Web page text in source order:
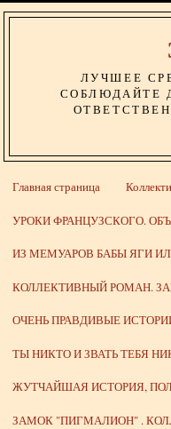
ЛУЧШЕЕ
СОБЛЮДАЙТЕ
Главная страница
УРОКИ ФРАНЦУЗСКОГО.
ИЗ МЕМУАРОВ БАБЫ ЯГИ
КОЛЛЕКТИВНЫЙ РОМАН.
ОЧЕНЬ ПРАВДИВЫЕ
ТЫ НИКТО И ЗВАТЬ ТЕБЯ
ЖУТЧАЙШАЯ ИСТОРИЯ,
ЗАМОК "ПИГМАЛИОН" .